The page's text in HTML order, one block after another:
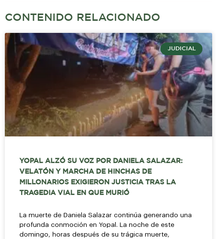
CONTENIDO RELACIONADO
JUDICIAL
YOPAL ALZÓ SU VOZ POR DANIELA SALAZAR:
VELATÓN Y MARCHA DE HINCHAS DE
MILLONARIOS EXIGIERON JUSTICIA TRAS LA
TRAGEDIA VIAL EN QUE MURIÓ
La muerte de Daniela Salazar continúa generando una
profunda conmoción en Yopal. La noche de este
domingo, horas después de su trágica muerte,